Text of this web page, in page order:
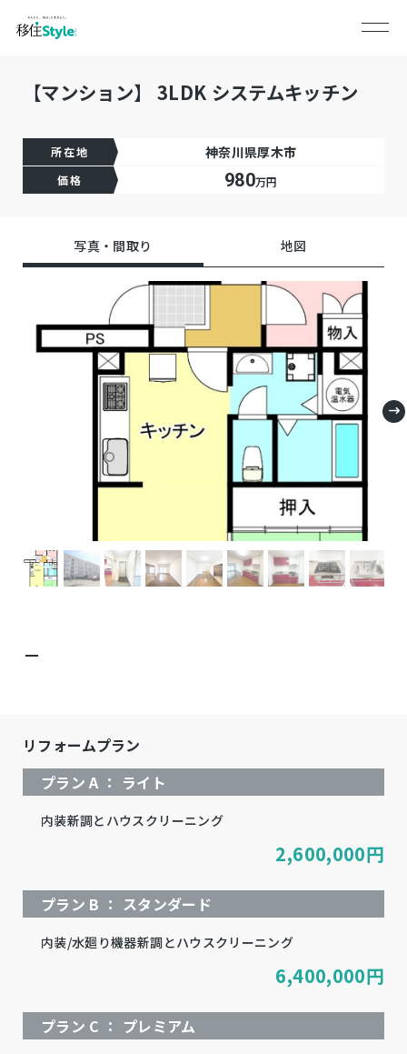
【マンション】 3LDK システムキッチン
所在地 神奈川県厚木市
価格 980万円
写真・間取り 地図
－
リフォームプラン
プラン A ： ライト
内装新調とハウスクリーニング
2,600,000円
プラン B ： スタンダード
内装/水廻り機器新調とハウスクリーニング
6,400,000円
プラン C ： プレミアム